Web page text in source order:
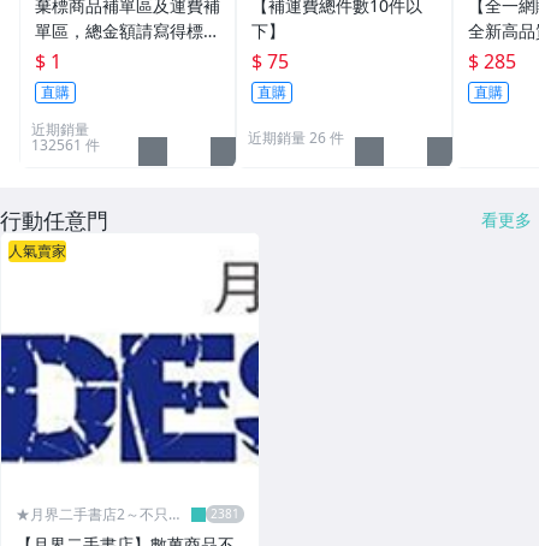
棄標商品補單區及運費補
單區，總金額請寫得標商
品金額，運費請寫棄標商
品原設定之運費
$ 1
直購
近期銷量
132561 件
【補運費總件數10件以
下】
$ 75
直購
近期銷量 26 件
【全一
全新高
筆電 變
3.16A通
L30
$ 285
直購
行動任意門 看更多
人氣賣家
★月界二手書店2～不只是